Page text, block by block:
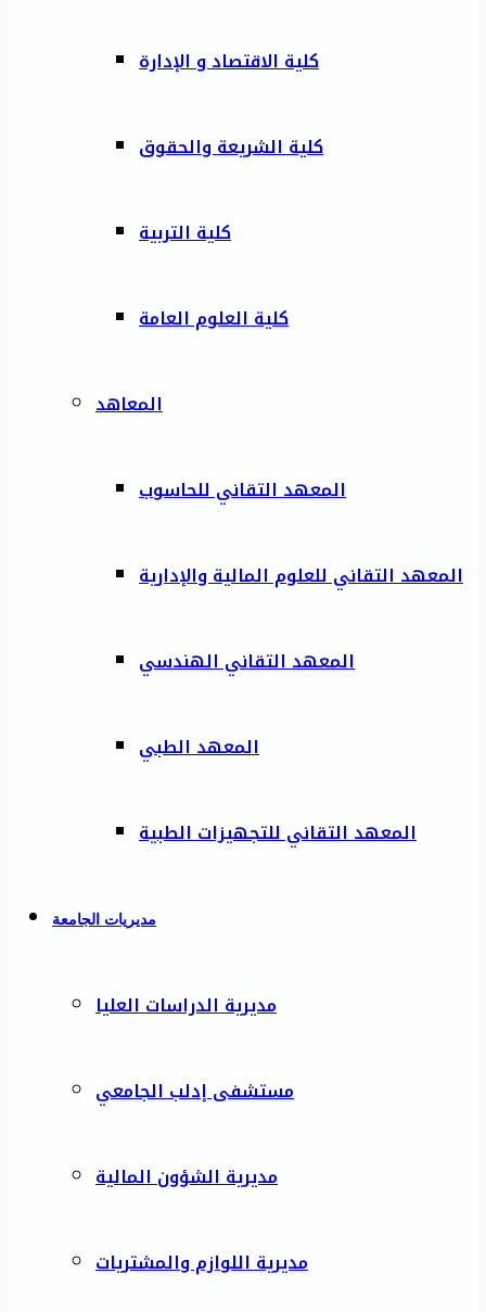
كلية الاقتصاد و الإدارة
كلية الشريعة والحقوق
كلية التربية
كلية العلوم العامة
المعاهد
المعهد التقاني للحاسوب
المعهد التقاني للعلوم المالية والإدارية
المعهد التقاني الهندسي
المعهد الطبي
المعهد التقاني للتجهيزات الطبية
مديريات الجامعة
مديرية الدراسات العليا
مستشفى إدلب الجامعي
مديرية الشؤون المالية
مديرية اللوازم والمشتريات